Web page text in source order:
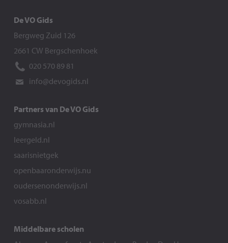
De VO Gids
Bergweg Zuid 126
2661 CW Bergschenhoek
020 570 89 81
info@devogids.nl
Partners van De VO Gids
gymnasia.nl
leergeld.nl
saarisnietgek
openbaaronderwijs.nu
oudersenonderwijs.nl
vosabb.nl
Middelbare scholen